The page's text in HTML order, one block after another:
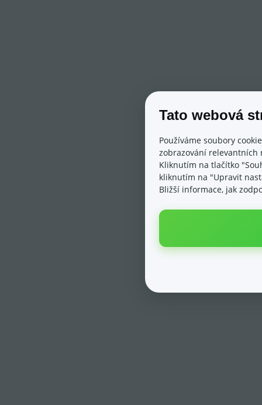
Tato webová
Používáme soubory
zobrazování relevantních
Kliknutím na tlačítko
kliknutím na "Upravit
Bližší informace, jak